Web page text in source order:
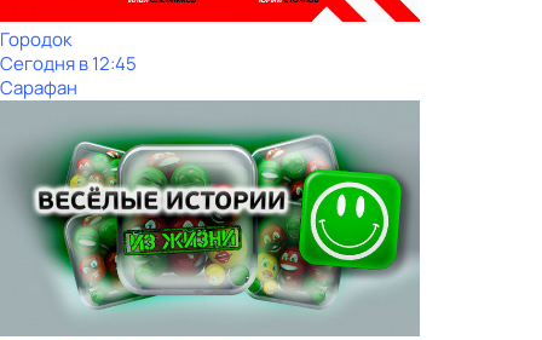
Городок
Сегодня в 12:45
Сарафан